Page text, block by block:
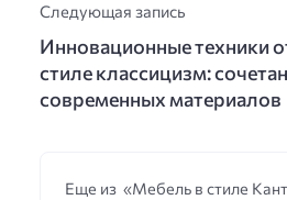
Следующая запись
Инновационные техники
стиле классицизм:
современных материалов
Еще из «Мебель в стиле